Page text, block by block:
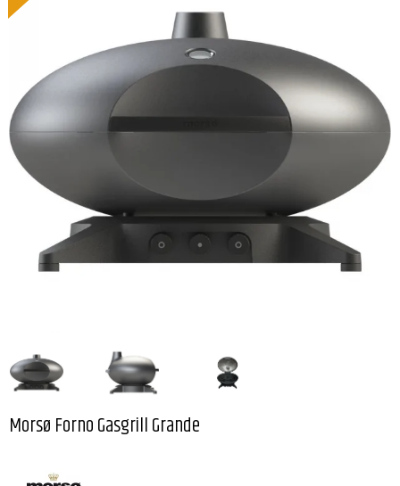
Morsø Forno Gasgrill Grande